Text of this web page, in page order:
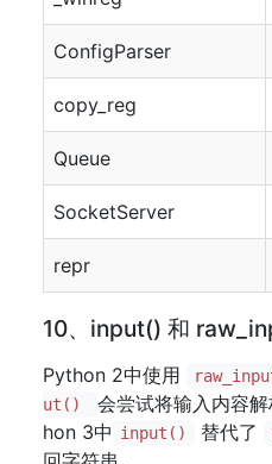
ConfigParser
copy_reg
Queue
SocketServer
repr
10、input() 和
Python 2中使用
ut()
会尝试将输入内容
hon 3中 input() 替代了